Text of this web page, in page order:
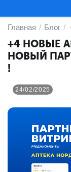
Главная / Блог /
+4 НОВЫЕ
НОВЫЙ
!
24/02/2025